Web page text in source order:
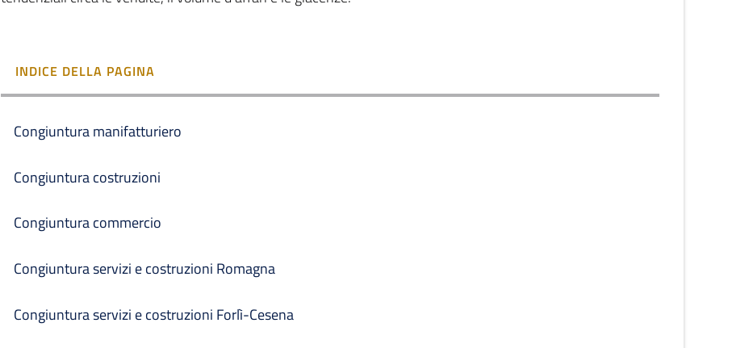
INDICE DELLA PAGINA
Congiuntura manifatturiero
Congiuntura costruzioni
Congiuntura commercio
Congiuntura servizi e costruzioni Romagna
Congiuntura servizi e costruzioni Forlì-Cesena